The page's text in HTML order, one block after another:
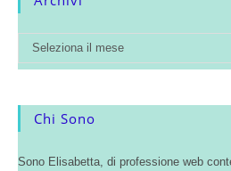
Seleziona il mese
Chi Sono
Sono Elisabetta, di professione web